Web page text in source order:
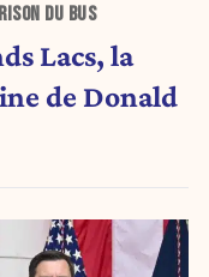
DU BUS
Lacs, la
de Donald